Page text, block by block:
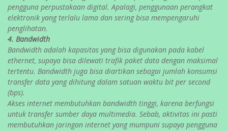
pengguna perpustakaan digital. Apalagi, penggunaan perangkat
elektronik yang terlalu lama dan sering bisa mempengaruhi
penglihatan.
4. Bandwidth
Bandwidth adalah kapasitas yang bisa digunakan pada kabel
ethernet, supaya bisa dilewati trafik paket data dengan maksimal
tertentu. Bandwidth juga bisa diartikan sebagai jumlah konsumsi
transfer data yang dihitung dalam satuan waktu bit per second
(bps).
Akses internet membutuhkan bandwidth tinggi, karena berfungsi
untuk transfer sumber daya multimedia. Sebab, aktivitas ini pasti
membutuhkan jaringan internet yang mumpuni supaya pengguna